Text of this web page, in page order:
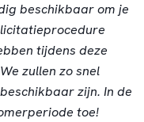
beschikbaar om je
tijdens deze
zullen zo snel
zijn. In de
toe!